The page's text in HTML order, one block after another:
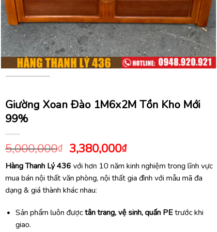
Giường Xoan Đào 1M6x2M Tồn Kho Mới
99%
5,000,000₫ Giá
gốc
là:
5,000,000₫.
3,380,000₫Giá
hiện
tại
là:
Hàng Thanh Lý 436 với hơn 10 năm kinh nghiệm trong lĩnh vực
mua bán nội thất văn phòng, nội thất gia đình với mẫu mã đa
dạng & giá thành khác nhau:
Sản phẩm luôn đượctân trang, vệ sinh, quấn PEtrước khi
giao.